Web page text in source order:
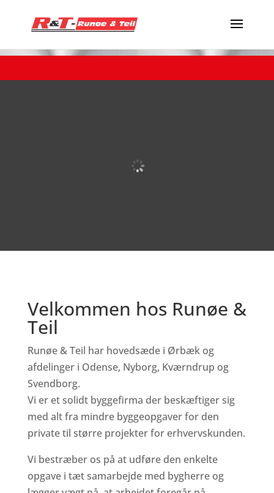
Velkommen hos Runøe &
Teil
Runøe & Teil har hovedsæde i Ørbæk og
afdelinger i Odense, Nyborg, Kværndrup og
Svendborg.
Vi er et solidt byggefirma der beskæftiger sig
med alt fra mindre byggeopgaver for den
private til større projekter for erhvervskunden.
Vi bestræber os på at udføre den enkelte
opgave i tæt samarbejde med bygherre og